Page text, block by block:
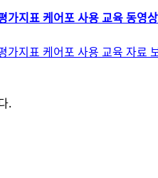
가지표 케어포 사용 교육 동영
가지표 케어포 사용 교육 자료
.